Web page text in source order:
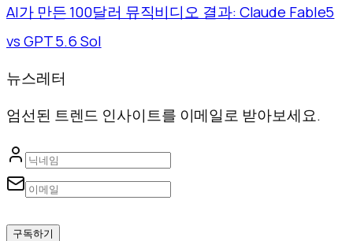
AI가 만든 100달러 뮤직비디오 결과: Claude Fable5
vs GPT 5.6 Sol
뉴스레터
엄선된 트렌드 인사이트를 이메일로 받아보세요.
구독하기